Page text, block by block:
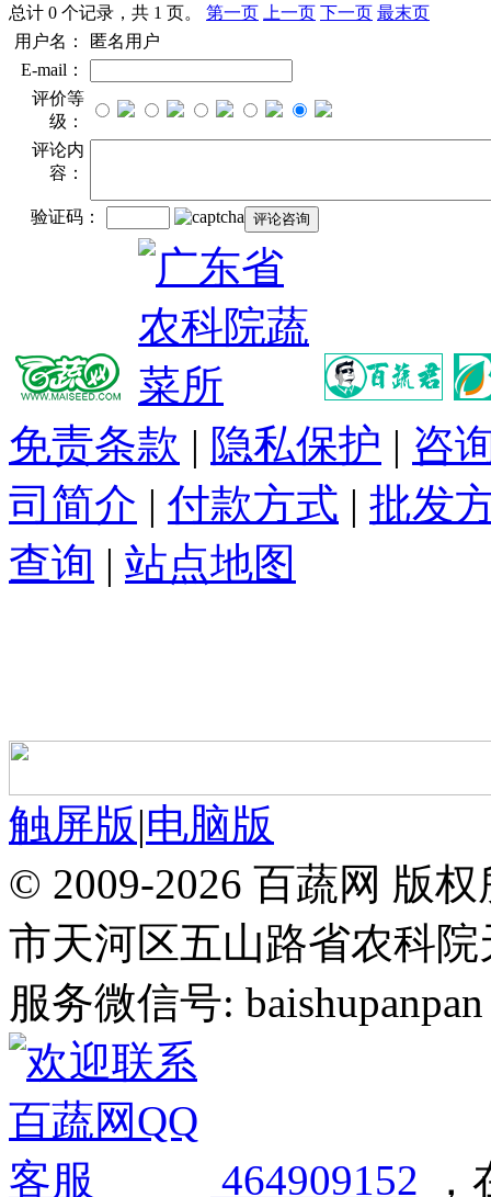
总计 0 个记录，共 1 页。 第一页 上一页 下一页 最末页
用户名：
匿名用户
E-mail：
评价等
级：
评论内
容：
验证码：
免责条款 | 隐私保护 | 咨
司简介 | 付款方式 | 批发
查询 | 站点地图
触屏版|电脑版
© 2009-2026 百蔬网 版
市天河区五山路省农科院
服务微信号:
464909152